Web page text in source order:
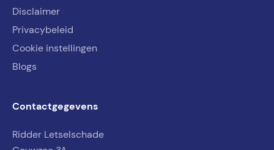
Disclaimer
Privacybeleid
Cookie instellingen
Blogs
Contactgegevens
Ridder Letselschade